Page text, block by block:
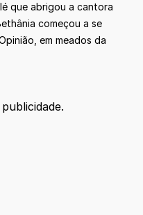
que abrigou a cantora
começou a se
em meados da